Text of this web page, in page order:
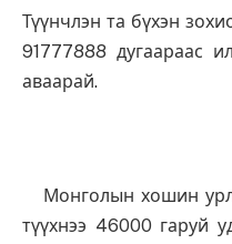
Түүнчлэн та бүхэн
91777888 дугаараас
аваарай.
Монголын хошин
түүхнээ 46000 гаруй